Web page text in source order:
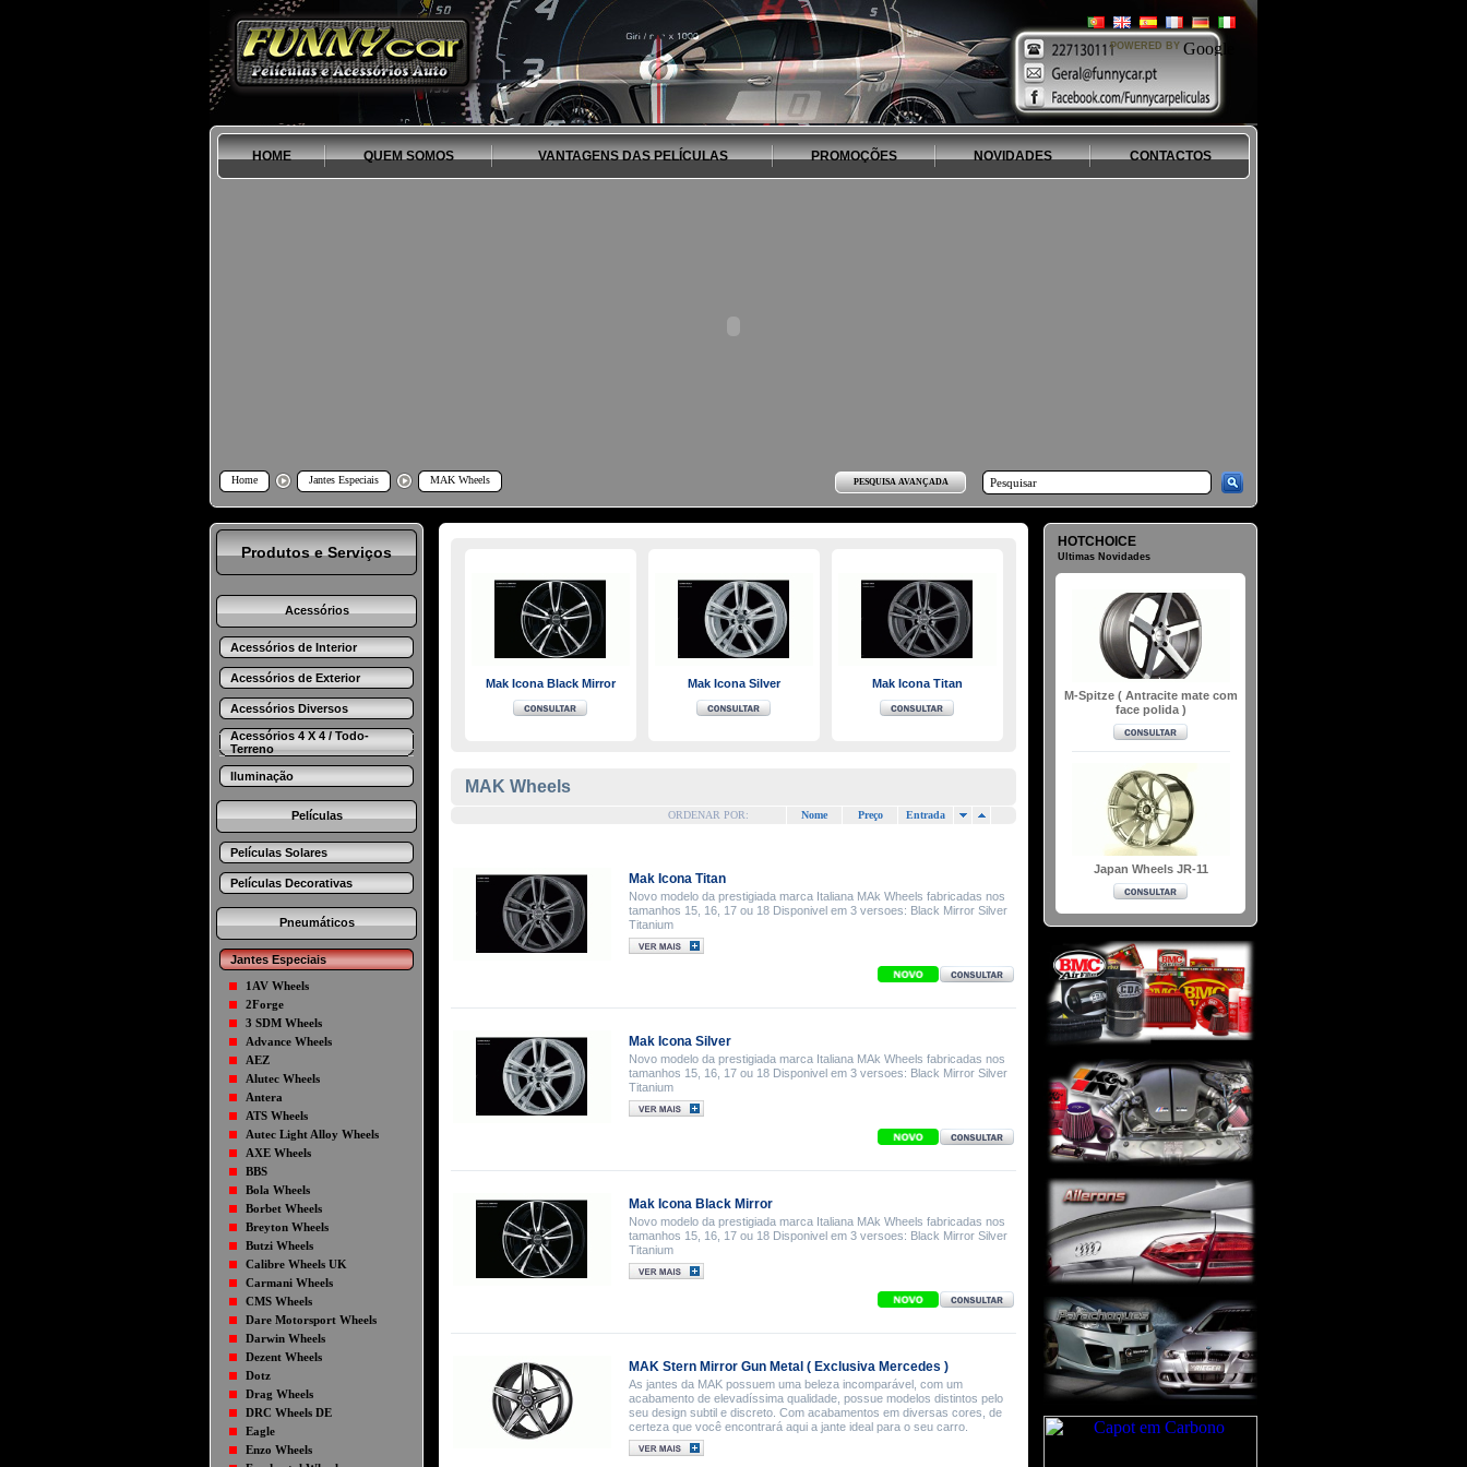
POWERED BY
HOME QUEM SOMOS VANTAGENS DAS PELÍCULAS PROMOÇÕES NOVIDADES CONTACTOS
Home Jantes Especiais MAK Wheels PESQUISA AVANÇADA
Produtos e Serviços
Acessórios
Acessórios de Interior
Acessórios de Exterior
Acessórios Diversos
Acessórios 4 X 4 / Todo-
Terreno
Iluminação
Películas
Películas Solares
Películas Decorativas
Pneumáticos
Jantes Especiais
1AV Wheels
2Forge
3 SDM Wheels
Advance Wheels
AEZ
Alutec Wheels
Antera
ATS Wheels
Autec Light Alloy Wheels
AXE Wheels
BBS
Bola Wheels
Borbet Wheels
Breyton Wheels
Butzi Wheels
Calibre Wheels UK
Carmani Wheels
CMS Wheels
Dare Motorsport Wheels
Darwin Wheels
Dezent Wheels
Dotz
Drag Wheels
DRC Wheels DE
Eagle
Enzo Wheels
Mak Icona Black Mirror Mak Icona Silver Mak Icona Titan
MAK Wheels
ORDENAR POR: Nome Preço Entrada
Mak Icona Titan
Novo modelo da prestigiada marca Italiana MAk Wheels fabricadas nos
tamanhos 15, 16, 17 ou 18 Disponivel em 3 versoes: Black Mirror Silver
Titanium
Mak Icona Silver
Novo modelo da prestigiada marca Italiana MAk Wheels fabricadas nos
tamanhos 15, 16, 17 ou 18 Disponivel em 3 versoes: Black Mirror Silver
Titanium
Mak Icona Black Mirror
Novo modelo da prestigiada marca Italiana MAk Wheels fabricadas nos
tamanhos 15, 16, 17 ou 18 Disponivel em 3 versoes: Black Mirror Silver
Titanium
MAK Stern Mirror Gun Metal ( Exclusiva Mercedes )
As jantes da MAK possuem uma beleza incomparável, com um
acabamento de elevadíssima qualidade, possue modelos distintos pelo
seu design subtil e discreto. Com acabamentos em diversas cores, de
certeza que você encontrará aqui a jante ideal para o seu carro.
HOTCHOICE
Ultimas Novidades
M-Spitze ( Antracite mate com
face polida )
Japan Wheels JR-11